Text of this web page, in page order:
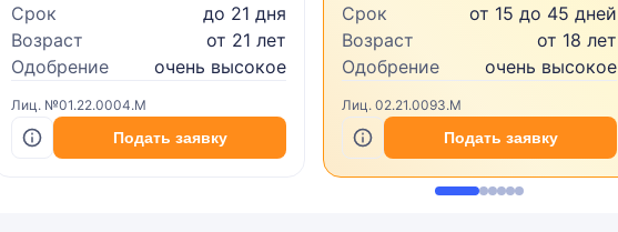
Срок
до 21 дня
Возраст
от 21 лет
Одобрение
очень высокое
Лиц. №01.22.0004.M
Подать заявку
Срок
от 15 до 45 дней
Возраст
от 18 лет
Одобрение
очень высокое
Лиц. 02.21.0093.M
Подать заявку